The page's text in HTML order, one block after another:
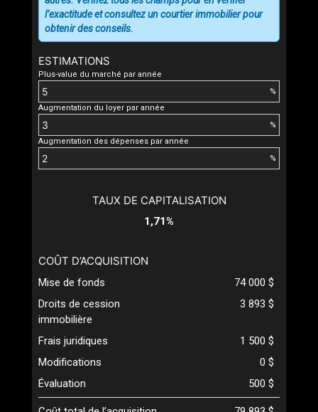
ESTIMATIONS
Plus-value du marché par année
%
Augmentation du loyer par année
%
Augmentation des dépenses par année
%
l’exactitude et consultez un courtier immobilier pour
obtenir des conseils.
TAUX DE CAPITALISATION
1,71%
COÛT D’ACQUISITION
Mise de fonds
74 000 $
Droits de cession
immobilière
3 893 $
Frais juridiques
1 500 $
Modifications
0 $
Évaluation
500 $